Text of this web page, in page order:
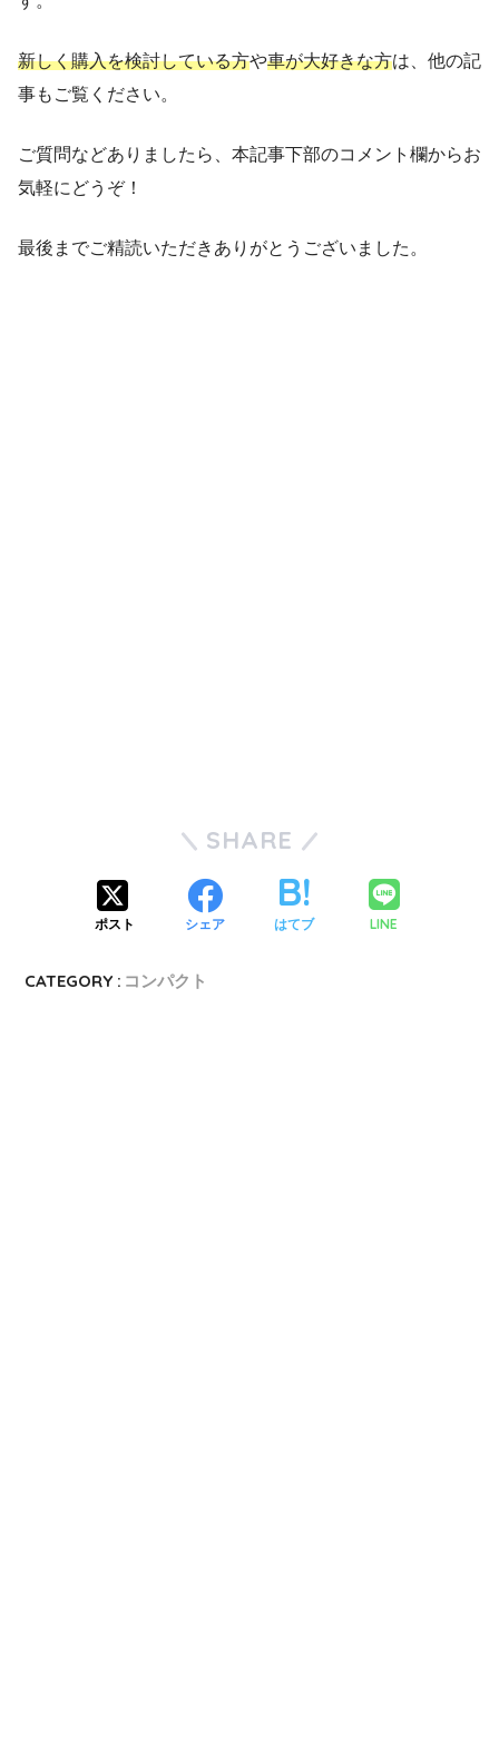
新しく購入を検討している方や車が大好きな方は、他の記
事もご覧ください。
ご質問などありましたら、本記事下部のコメント欄からお
気軽にどうぞ！
最後までご精読いただきありがとうございました。
SHARE
ポスト シェア はてブ LINE
CATEGORY : コンパクト